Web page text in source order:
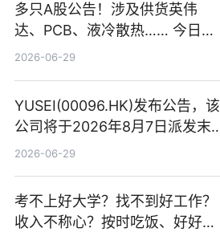
多只A股公告！涉及供货英伟
达、PCB、液冷散热…… 今日快
讯
2026-06-29
YUSEI(00096.HK)发布公告，该
公司将于2026年8月7日派发末
期股息每股人民币0.013元 每日
2026-06-29
考不上好大学？找不到好工作？
收入不称心？按时吃饭、好好睡